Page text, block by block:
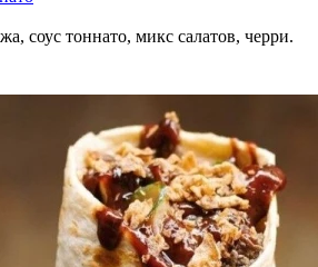
соус тоннато, микс салатов, черри.